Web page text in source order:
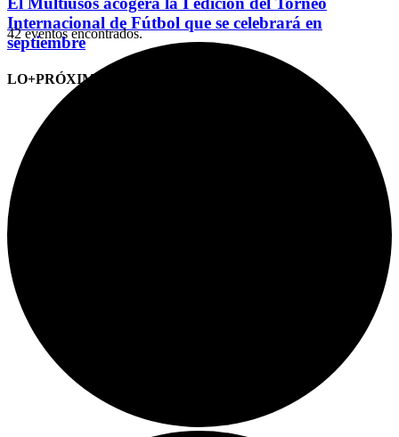
Internacional de Fútbol que se celebrará en
septiembre
LO+PRÓXIMO (CITAS)
42 eventos encontrados.